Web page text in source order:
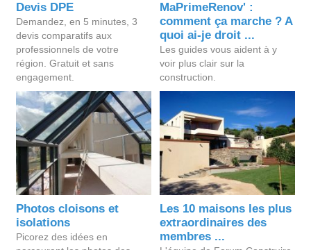
Devis DPE
Demandez, en 5 minutes, 3
devis comparatifs aux
professionnels de votre
région. Gratuit et sans
engagement.
MaPrimeRenov' :
comment ça marche ? A
quoi ai-je droit ...
Les guides vous aident à y
voir plus clair sur la
construction.
Photos cloisons et
isolations
Picorez des idées en
Les 10 maisons les plus
extraordinaires des
membres ...